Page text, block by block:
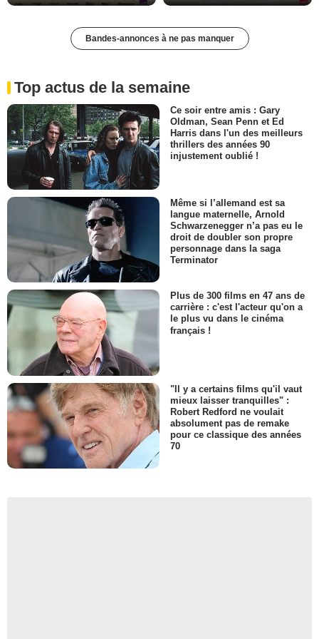
Bandes-annonces à ne pas manquer
Top actus de la semaine
Ce soir entre amis : Gary
Oldman, Sean Penn et Ed
Harris dans l'un des meilleurs
thrillers des années 90
injustement oublié !
Même si l’allemand est sa
langue maternelle, Arnold
Schwarzenegger n’a pas eu le
droit de doubler son propre
personnage dans la saga
Terminator
Plus de 300 films en 47 ans de
carrière : c'est l'acteur qu'on a
le plus vu dans le cinéma
français !
"Il y a certains films qu'il vaut
mieux laisser tranquilles" :
Robert Redford ne voulait
absolument pas de remake
pour ce classique des années
70